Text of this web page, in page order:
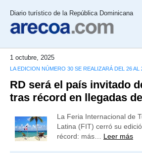
Diario turístico de la República Dominicana
1 octubre, 2025
LA EDICION NÚMERO 30 SE REALIZARÁ DEL 26 AL
RD será el país invitado
tras récord en llegadas
La Feria Internacional de
Latina (FIT) cerró su
récord: más… Leer más